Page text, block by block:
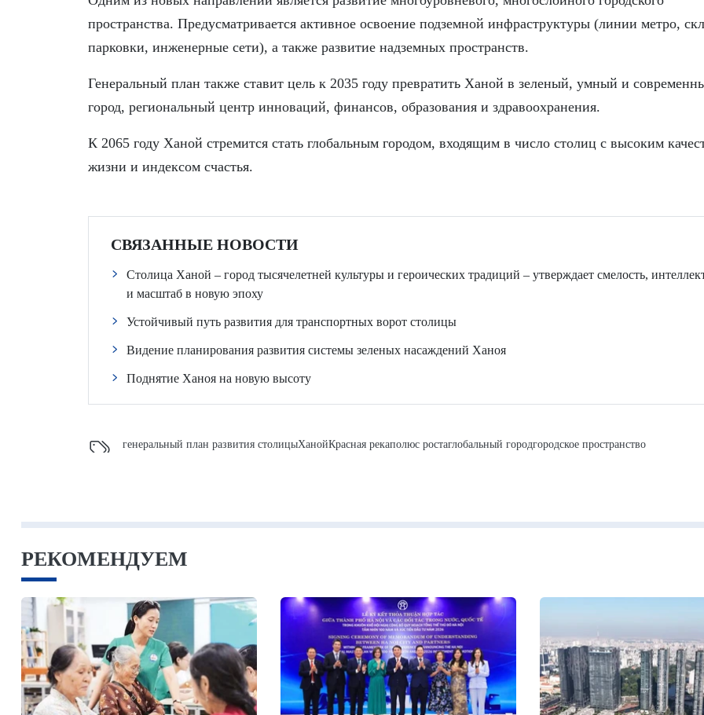
пространства. Предусматривается активное освоение подземной инфраструктуры (линии метро,
парковки, инженерные сети), а также развитие надземных пространств.
Генеральный план также ставит цель к 2035 году превратить Ханой в зеленый, умный и
город, региональный центр инноваций, финансов, образования и здравоохранения.
К 2065 году Ханой стремится стать глобальным городом, входящим в число столиц с высоким
жизни и индексом счастья.
СВЯЗАННЫЕ НОВОСТИ
Столица Ханой – город тысячелетней культуры и героических традиций – утверждает смелость,
и масштаб в новую эпоху
Устойчивый путь развития для транспортных ворот столицы
Видение планирования развития системы зеленых насаждений Ханоя
Поднятие Ханоя на новую высоту
генеральный план развития столицыХанойКрасная рекаполюс ростаглобальный городгородское пространство
РЕКОМЕНДУЕМ